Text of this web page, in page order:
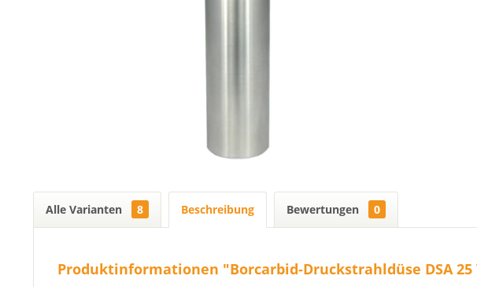
Alle Varianten 8 Beschreibung Bewertungen 0
Produktinformationen "Borcarbid-Druckstrahldüse DSA 25